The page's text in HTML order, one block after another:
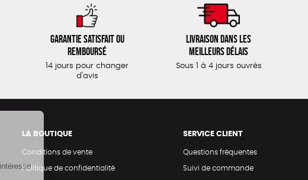
Garantie satisfait ou
remboursé
14 jours pour changer
d'avis
Livraison dans les
meilleurs délais
Sous 1 à 4 jours ouvrés
LA BOUTIQUE
Conditions de vente
Politique de confidentialité
SERVICE CLIENT
Questions fréquentes
Suivi de commande